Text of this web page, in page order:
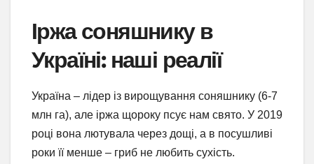
Іржа соняшнику в
Україні: наші реалії
Україна – лідер із вирощування соняшнику (6-7
млн га), але іржа щороку псує нам свято. У 2019
році вона лютувала через дощі, а в посушливі
роки її менше – гриб не любить сухість.